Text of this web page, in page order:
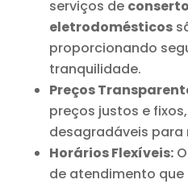
serviços de
eletrodomésticos
proporcionando
tranquilidade.
Preços
preços justos e
desagradáveis para
Horários Flexíveis:
de atendimento